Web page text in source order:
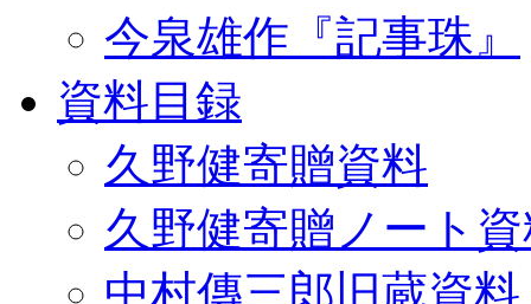
今泉雄作『記事珠』
資料目録
久野健寄贈資料
久野健寄贈ノート
中村傳三郎旧蔵資料